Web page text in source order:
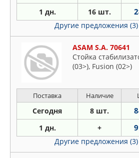
1 дн. 16 шт.
Другие предложения (3)
ASAM S.A. 70641
Стойка
(03>), Fusion (02>)
Поставка Наличие
Сегодня 8 шт.
1 дн. +
Другие предложения (3)